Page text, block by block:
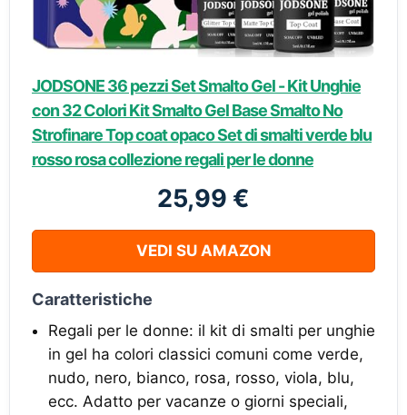
JODSONE 36 pezzi Set Smalto Gel - Kit Unghie
con 32 Colori Kit Smalto Gel Base Smalto No
Strofinare Top coat opaco Set di smalti verde blu
rosso rosa collezione regali per le donne
25,99 €
VEDI SU AMAZON
Caratteristiche
Regali per le donne: il kit di smalti per unghie
in gel ha colori classici comuni come verde,
nudo, nero, bianco, rosa, rosso, viola, blu,
ecc. Adatto per vacanze o giorni speciali,